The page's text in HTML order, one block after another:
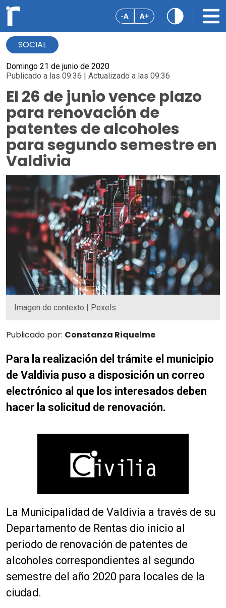
-A A+
SOCIAL
Domingo 21 de junio de 2020
Publicado a las 09:36 | Actualizado a las 09:36
El 26 de junio vence plazo
para renovación de
patentes de alcoholes
para segundo semestre en
Valdivia
Imagen de contexto | Pexels
Publicado por: Constanza Riquelme
Para la realización del trámite el municipio
de Valdivia puso a disposición un correo
electrónico al que los interesados deben
hacer la solicitud de renovación.
La Municipalidad de Valdivia a través de su
Departamento de Rentas dio inicio al
periodo de renovación de patentes de
alcoholes correspondientes al segundo
semestre del año 2020 para locales de la
ciudad.